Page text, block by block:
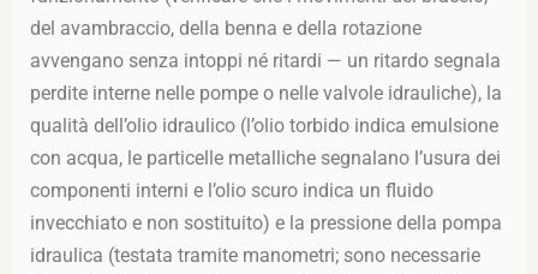
del avambraccio, della benna e della rotazione
avvengano senza intoppi né ritardi — un ritardo segnala
perdite interne nelle pompe o nelle valvole idrauliche), la
qualità dell’olio idraulico (l’olio torbido indica emulsione
con acqua, le particelle metalliche segnalano l’usura dei
componenti interni e l’olio scuro indica un fluido
invecchiato e non sostituito) e la pressione della pompa
idraulica (testata tramite manometri; sono necessarie